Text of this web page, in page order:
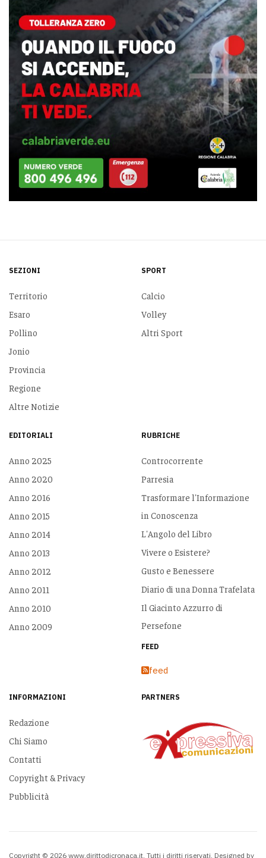
SEZIONI
Territorio
Esaro
Pollino
Jonio
Provincia
Regione
Altre Notizie
SPORT
Calcio
Volley
Altri Sport
EDITORIALI
Anno 2025
Anno 2020
Anno 2016
Anno 2015
Anno 2014
Anno 2013
Anno 2012
Anno 2011
Anno 2010
Anno 2009
RUBRICHE
Controcorrente
Parresia
Trasformare l'Informazione
in Conoscenza
L'Angolo del Libro
Vivere o Esistere?
Gusto e Benessere
Diario di una Donna Trafelata
Il Giacinto Azzurro di
Persefone
FEED
feed
INFORMAZIONI
Redazione
Chi Siamo
Contatti
Copyright & Privacy
Pubblicità
PARTNERS
Copyright © 2026 www.dirittodicronaca.it. Tutti i diritti riservati. Designed by